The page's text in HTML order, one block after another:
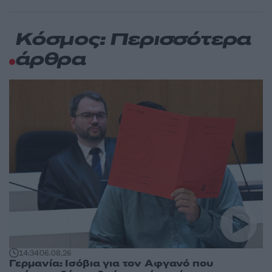
Κόσμος: Περισσότερα
άρθρα
14:3406.08.26
Γερμανία: Ισόβια για τον Αφγανό που